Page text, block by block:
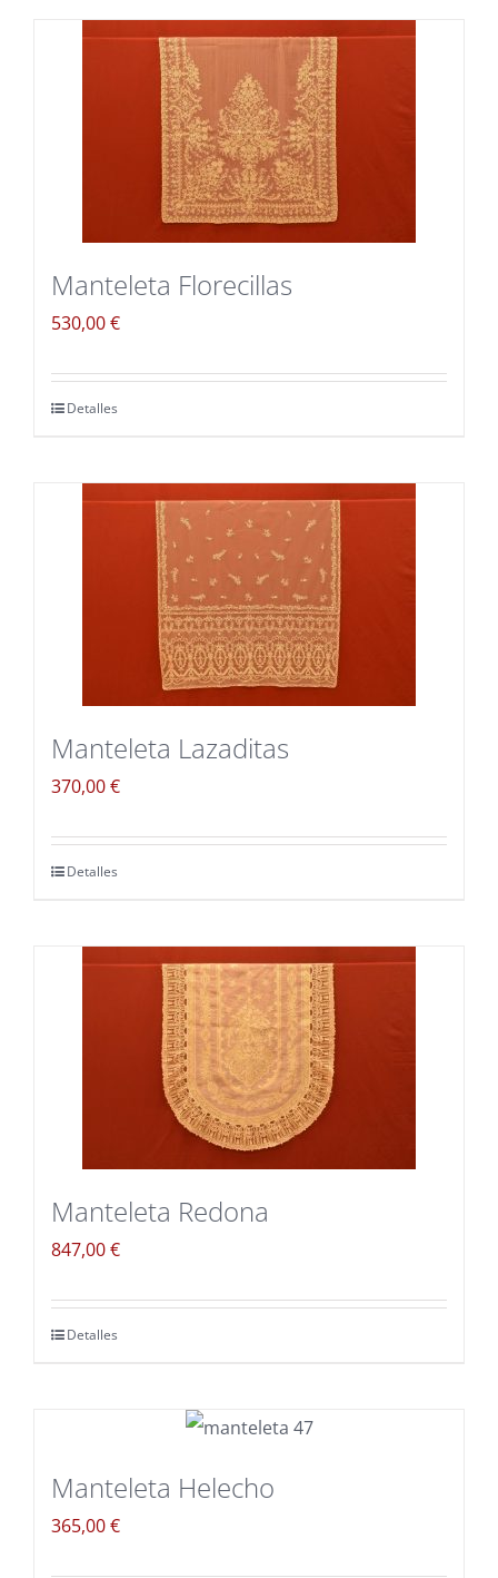
Manteleta Florecillas
530,00€
Detalles
Manteleta Lazaditas
370,00€
Detalles
Manteleta Redona
847,00€
Detalles
Manteleta Helecho
365,00€